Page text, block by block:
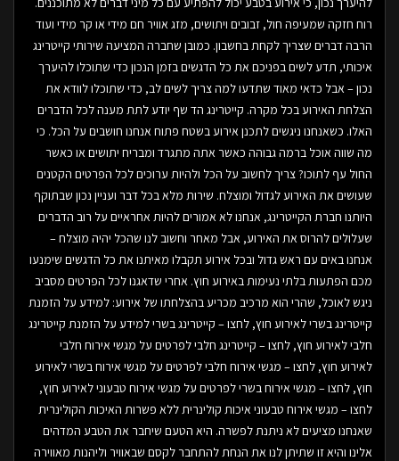
רוח חזקה שמעיפה חול, זבובים ויתושים, מזג אוויר חם מידי או קר מידי ועוד
הרבה דברים שצריך לקחת בחשבון. כמובן שחברה המציעה שירותי קייטרינג
איכותי, תדע לשים בפניכם את כל הדגשים בזמן הנכון כדי שתוכלו להיערך
נכון – אבל כדאי מאוד שתדעו למה צריך לשים לב, כדי שתוכלו לוודא את
הצלחת האירוע בכל מקרה. קייטרינג הד שף יודע לתת מענה לכל הדברים
האלו. כשאנחנו ניגשים לתכנן אירוע בשטח פתוח אנחנו חושבים על הכל. כי
מה שווה אוכל ברמה גבוהה כאשר אתה מתגרד ומבריח יתושים או כאשר
החול עף לתוכו? צריך לחשוב על הכל ולהיות ערוכים לכל הפרטים הקטנים
שעושים את האירוע לגדול ומוצלח. שירות מלא בכל דבר ועניין נכון שבתוקף
היותנו חברת הקייטרינג, אנחנו לא אמורים להיות אחראיים על רוב הדברים
שעלולים להרוס את האירוע, אבל מאחר וחשוב לנו שהכל יהיה מוצלח –
אנחנו באים עם ראש גדול ובכל אירוע תקבלו מאיתנו את כל הדגשים שימנעו
מכם הפתעות בלתי נעימות באירוע חוץ. אחרי שדאגנו לכל הפרטים מסביב
ניגש לאוכל, שהרי הוא מרכיב מכריע בהצלחתו של אירוע: למידע על הזמנת
קייטרינג בשרי לאירוע חוץ, לחצו – קייטרינג בשרי למידע על הזמנת קייטרינג
חלבי לאירוע חוץ, לחצו – קייטרינג חלבי לפרטים על מגשי אירוח חלבי
לאירוע חוץ, לחצו – מגשי אירוח חלבי לפרטים על מגשי אירוח בשרי לאירוע
חוץ, לחצו – מגשי אירוח בשרי לפרטים על מגשי אירוח טבעוני לאירוע חוץ,
לחצו – מגשי אירוח טבעוני איכות קולינרית ללא פשרות האיכות הקולינרית
שאנחנו מציעים לא ניתנת לפשרה. היא הטעם שיחבר את הטבע המדהים
אלינו והיא זו שתיתן לנו את הנחת להתחבר לקסם שבאוויר וליהנות מאווירה